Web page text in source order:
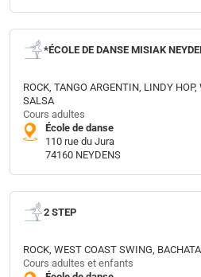
*ÉCOLE DE DANSE MISIAK
ROCK, TANGO ARGENTIN, LINDY
SALSA
Cours adultes
École de danse
110 rue du Jura
74160 NEYDENS
2 STEP
ROCK, WEST COAST SWING,
Cours adultes et enfants